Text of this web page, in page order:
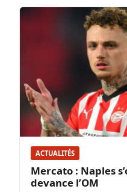
ACTUALITÉS
Mercato : Naples
devance l’OM